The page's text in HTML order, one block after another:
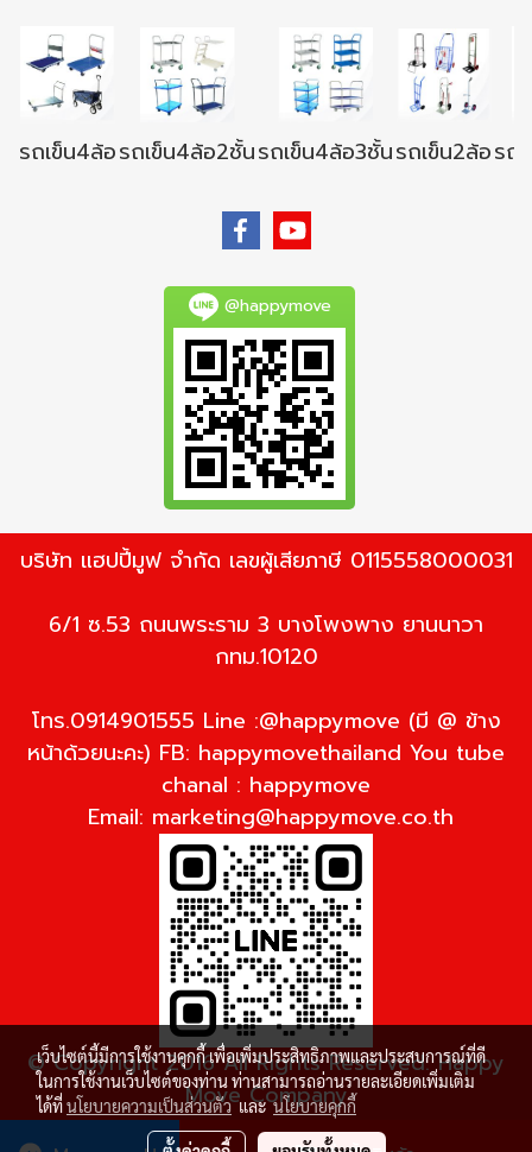
รถเข็น4ล้อรถเข็น4ล้อ2ชั้นรถเข็น4ล้อ3ชั้นรถเข็น2ล้อรถ
@happymove
บริษัท แฮปปี้มูฟ จำกัด เลขผู้เสียภาษี 0115558000031
6/1 ซ.53 ถนนพระราม 3 บางโพงพาง ยานนาวา
กทม.10120
โทร.0914901555 Line :@happymove (มี @ ข้าง
หน้าด้วยนะคะ) FB: happymovethailand You tube
chanal : happymove
Email: marketing@happymove.co.th
© Copyright 2016 All Rights Reserved. Happy
Move Company
ผู้เข้าชมวันนี้ 4,372
เว็บไซต์นี้มีการใช้งานคุกกี้ เพื่อเพิ่มประสิทธิภาพและประสบการณ์ที่ดี
ในการใช้งานเว็บไซต์ของท่าน ท่านสามารถอ่านรายละเอียดเพิ่มเติม
ได้ที่นโยบายความเป็นส่วนตัวและนโยบายคุกกี้